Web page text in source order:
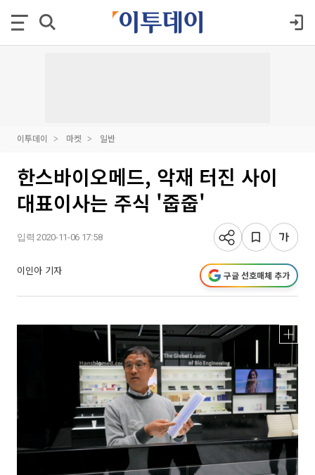
이투데이 마켓 일반
한스바이오메드, 악재 터진 사이
대표이사는 주식 '줍줍'
입력 2020-11-06 17:58
이인아 기자 구글 선호매체 추가